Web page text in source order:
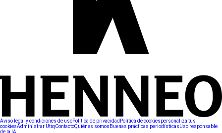
Aviso legal y condiciones de usoPolítica de privacidad Política de cookiespersonaliza tus
cookiesAdministrar UtiqContactoQuiénes somos Buenas prácticas periodísticasUso responsable
de la IA